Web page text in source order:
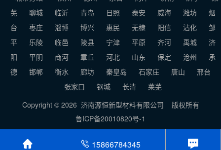
芜
聊城 临沂 青岛 日照 泰安 威海 潍坊
烟
台
枣庄 淄博 博兴 惠民 无棣 阳信 沾化
邹
平
乐陵 临邑 陵县 宁津 平原 齐河 禹城
济
阳
平阴 商河 章丘 河北 山东 保定 沧州
承
德
邯郸 衡水 廊坊 秦皇岛 石家庄 唐山
邢台
张家口
钢城 长清
莱芜
Copyright © 2026 济南源恒新型材料有限公司
版权所有
鲁ICP备20010820号-1
15866784345